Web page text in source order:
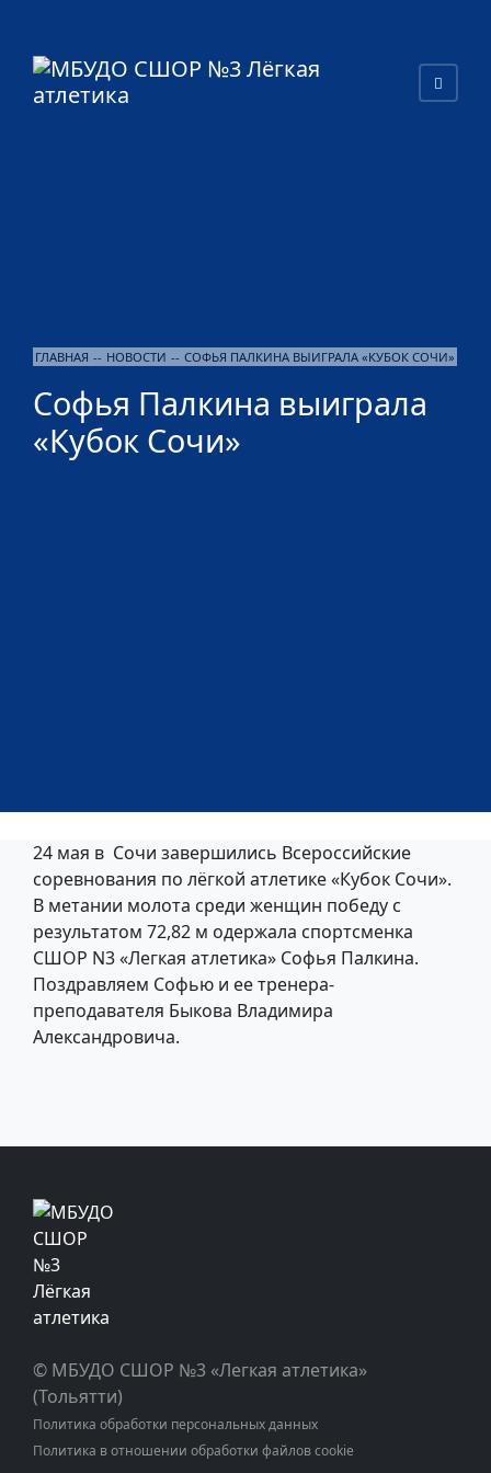
ГЛАВНАЯ -- НОВОСТИ -- СОФЬЯ ПАЛКИНА ВЫИГРАЛА «КУБОК СОЧИ»
Софья Палкина выиграла
«Кубок Сочи»
24 мая в Сочи завершились Всероссийские
соревнования по лёгкой атлетике «Кубок Сочи».
В метании молота среди женщин победу с
результатом 72,82 м одержала спортсменка
СШОР N3 «Легкая атлетика» Софья Палкина.
Поздравляем Софью и ее тренера-
преподавателя Быкова Владимира
Александровича.
© МБУДО СШОР №3 «Легкая атлетика»
(Тольятти)
Политика обработки персональных данных
Политика в отношении обработки файлов cookie